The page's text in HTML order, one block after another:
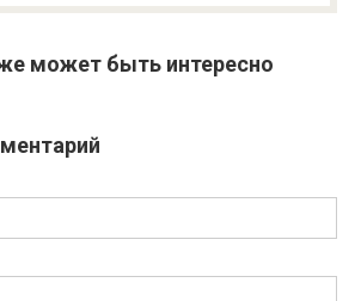
может быть интересно